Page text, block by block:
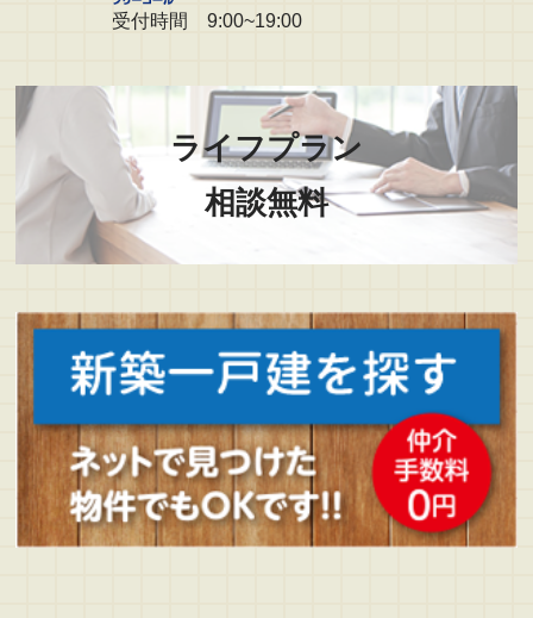
受付時間 9:00~19:00
ライフプラン
相談無料